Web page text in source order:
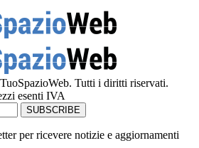
Tutti i diritti riservati.
esenti IVA
per ricevere notizie e aggiornamenti